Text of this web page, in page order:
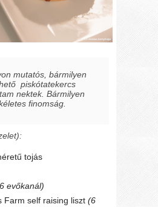
mutatós, bármilyen
piskótatekercs
nektek. Bármilyen
finomság.
tojás
evőkanál)
Farm self raising liszt(6